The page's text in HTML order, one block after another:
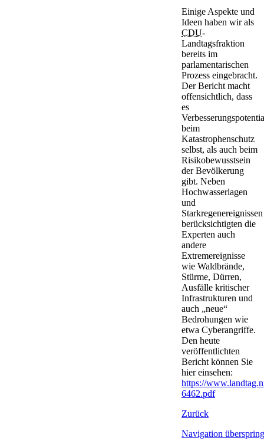
Einige Aspekte und
Ideen haben wir als
CDU-
Landtagsfraktion
bereits im
parlamentarischen
Prozess eingebracht.
Der Bericht macht
offensichtlich, dass
es
beim
Katastrophenschutz
selbst, als auch beim
Risikobewusstsein
der Bevölkerung
gibt. Neben
Hochwasserlagen
und
Starkregenereignissen
berücksichtigten die
Experten auch
andere
Extremereignisse
wie Waldbrände,
Stürme, Dürren,
Ausfälle kritischer
Infrastrukturen und
auch „neue“
Bedrohungen wie
etwa Cyberangriffe.
Den heute
veröffentlichten
Bericht können Sie
hier einsehen:
https://
6462.pdf
Zurück
Navigation